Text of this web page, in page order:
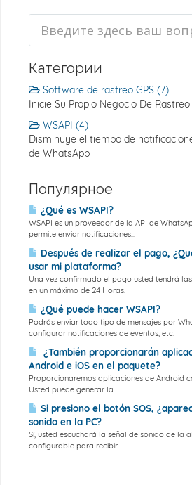
Категории
Software de rastreo GPS (7)
Inicie Su Propio Negocio De Rastreo
WSAPI (4)
Disminuye el tiempo de
de WhatsApp
Популярное
¿Qué es WSAPI?
WSAPI es un proveedor de la API de
permite enviar notificaciones...
Después de realizar el pago,
usar mi plataforma?
Una vez confirmado el pago usted tendrá
en un máximo de 24 Horas.
¿Qué puede hacer WSAPI?
Podrás enviar todo tipo de mensajes por
configurar notificaciones de eventos, etc.
¿También proporcionarán
Android e iOS en el paquete?
Proporcionaremos aplicaciones de Android
Usted puede generar la...
Si presiono el botón SOS,
sonido en la PC?
Sí, usted escuchará la señal de sonido de la
configurable para recibir...